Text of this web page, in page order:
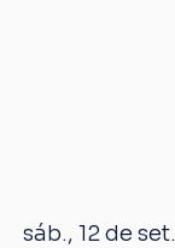
sáb., 12 de set.